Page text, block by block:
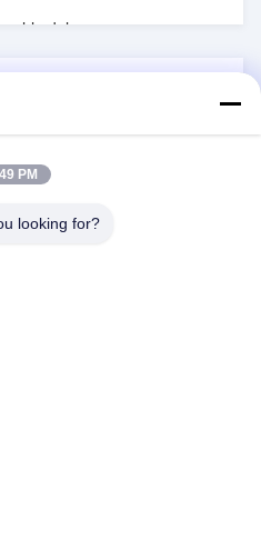
del campo,
PM
looking for?